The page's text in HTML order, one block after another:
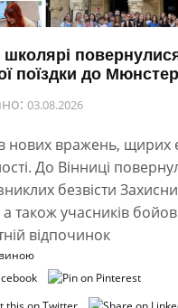
школярі
поїздки до
03.08.2026
нових вражень, щирих
До Вінниці
безвісти
також учасників
відпочинок